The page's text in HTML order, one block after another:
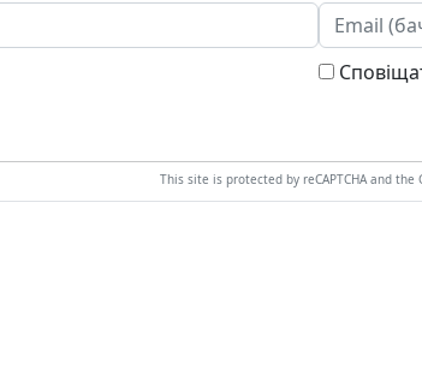
This site is protected by reCAPTCHA and the